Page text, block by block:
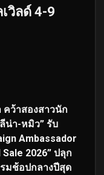
วิลด์ 4-9
ว้าสองสาวนัก
น่า-หมิว” รับ
Ambassador
Sale 2026” ปลุก
มช้อปกลางปีสุด